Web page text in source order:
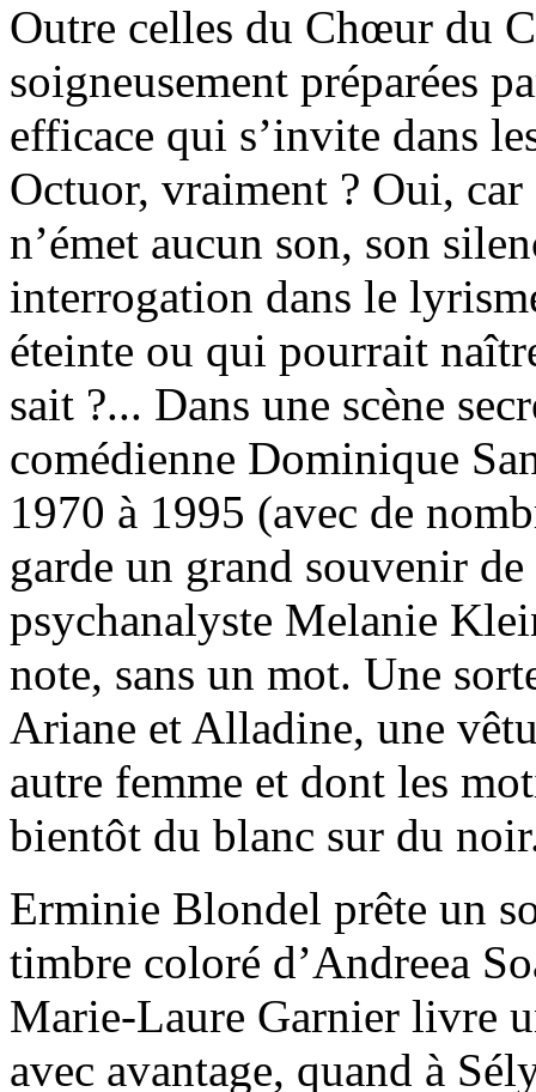
Outre celles du Chœur du
soigneusement préparées
efficace qui s’invite dans
Octuor, vraiment ? Oui,
n’émet aucun son, son
interrogation dans le
éteinte ou qui pourrait
sait ?... Dans une scène
comédienne Dominique
1970 à 1995 (avec de
garde un grand souvenir
psychanalyste Melanie
note, sans un mot. Une
Ariane et Alladine, une
autre femme et dont les
bientôt du blanc sur du
Erminie Blondel prête un
timbre coloré d’Andreea
Marie-Laure Garnier livre
avec avantage, quand à